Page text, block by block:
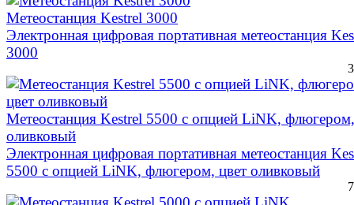
Метеостанция Kestrel 3000
Электронная цифровая портативная метеостанция
3000
Метеостанция Kestrel 5500 с опцией LiNK,
оливковый
Электронная цифровая портативная метеостанция
5500 с опцией LiNK, флюгером, цвет оливковый